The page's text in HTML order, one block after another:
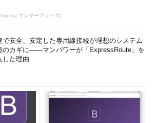
定（1）
効かどうかを確認したり、オンに
電源プランを確認する。
る。
源プランを確認し、その右にある［プラン
ンクをクリックする。すると次のような画
エンタープライズ)
で安全、安定した専用線接続が理想のシステム
のカギに――マンパワーが「ExpressRoute」を
した理由